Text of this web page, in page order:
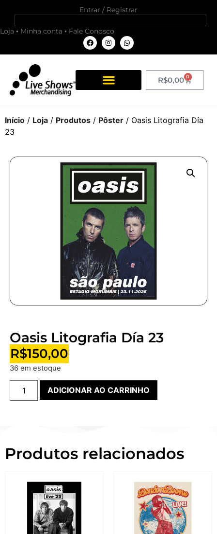
Entrar / Registrar
Loja Minha conta Fale Conosco
R$0,00 0
Início / Loja / Produtos / Pôster / Oasis Litografia Día
23
Oasis Litografia Día 23
R$150,00
36 em estoque
ADICIONAR AO CARRINHO
Produtos relacionados